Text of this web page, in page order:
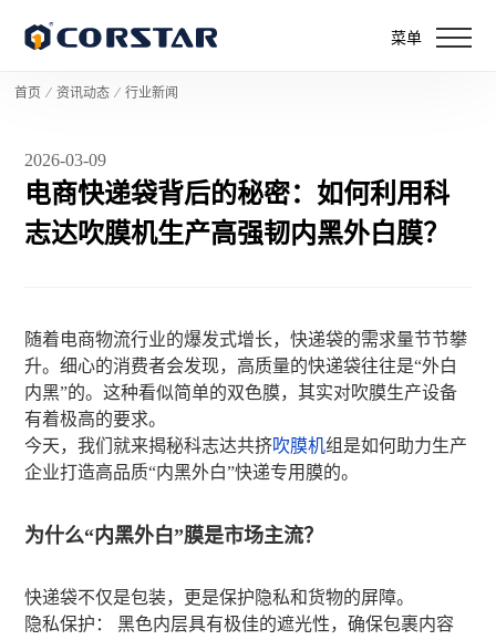
菜单
首页 ⁄资讯动态 ⁄行业新闻
2026-03-09
电商快递袋背后的秘密：如何利用科
志达吹膜机生产高强韧内黑外白膜？
随着电商物流行业的爆发式增长，快递袋的需求量节节攀
升。细心的消费者会发现，高质量的快递袋往往是“外白
内黑”的。这种看似简单的双色膜，其实对吹膜生产设备
有着极高的要求。
今天，我们就来揭秘科志达共挤吹膜机组是如何助力生产
企业打造高品质“内黑外白”快递专用膜的。
为什么“内黑外白”膜是市场主流？
快递袋不仅是包装，更是保护隐私和货物的屏障。
隐私保护： 黑色内层具有极佳的遮光性，确保包裹内容